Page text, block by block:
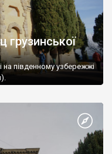
грузинської
південному узбережжі